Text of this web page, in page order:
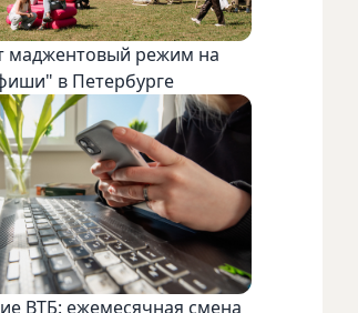
маджентовый режим на
в Петербурге
ВТБ: ежемесячная смена